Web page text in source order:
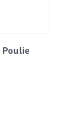
Poulie